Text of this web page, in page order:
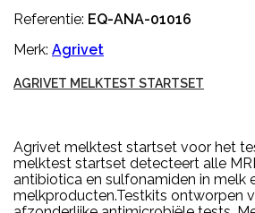
Referentie: EQ-ANA-01016
Merk: Agrivet
AGRIVET MELKTEST STARTSET
Agrivet melktest startset voor het
melktest startset detecteert alle
antibiotica en sulfonamiden in melk
melkproducten.Testkits ontworpen